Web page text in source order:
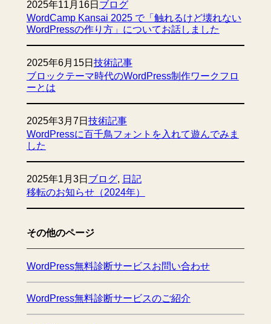
2025年11月16日 ブログ
WordCamp Kansai 2025 で「触れるけど壊れない
WordPressの作り方」についてお話しました
2025年6月15日 技術記事
ブロックテーマ時代のWordPress制作ワークフロ
ーとは
2025年3月7日 技術記事
WordPressに百千鳥フォントを入れて遊んでみま
した
2025年1月3日 ブログ, 日記
移転のお知らせ（2024年）
その他のページ
WordPress無料診断サービスお問い合わせ
WordPress無料診断サービスのご紹介